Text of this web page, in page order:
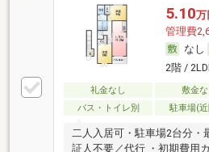
5.10万
管理費
なし
2階 /
礼金なし 敷金な
バス・トイレ別
駐車場(
二人入居可・駐車場2台分・
証人不要／代行 ・初期費用